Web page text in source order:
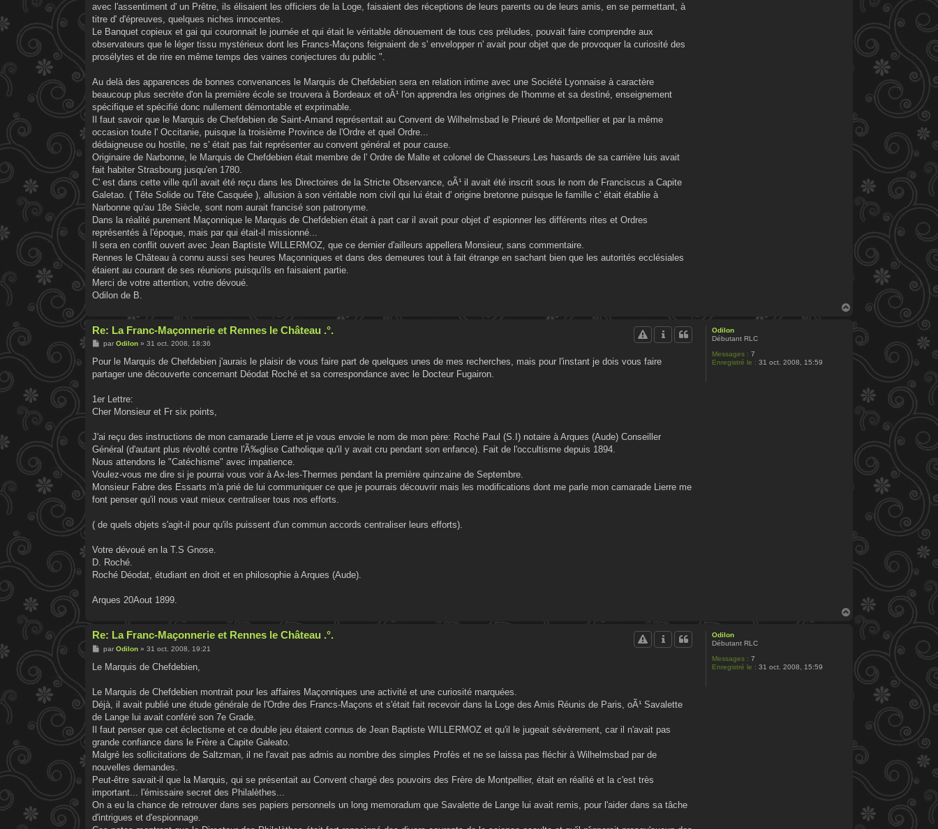
avec l'assentiment d' un Prêtre, ils élisaient les officiers de la Loge, faisaient des réceptions de leurs parents ou de leurs amis, en se permettant, à
titre d' d'épreuves, quelques niches innocentes.
Le Banquet copieux et gai qui couronnait le journée et qui était le véritable dénouement de tous ces préludes, pouvait faire comprendre aux
observateurs que le léger tissu mystérieux dont les Francs-Maçons feignaient de s' envelopper n' avait pour objet que de provoquer la curiosité des
prosélytes et de rire en même temps des vaines conjectures du public ".
Au delà des apparences de bonnes convenances le Marquis de Chefdebien sera en relation intime avec une Société Lyonnaise à caractère
beaucoup plus secrète d'on la première école se trouvera à Bordeaux et oÃ¹ l'on apprendra les origines de l'homme et sa destiné, enseignement
spécifique et spécifié donc nullement démontable et exprimable.
Il faut savoir que le Marquis de Chefdebien de Saint-Amand représentait au Convent de Wilhelmsbad le Prieuré de Montpellier et par la même
occasion toute l' Occitanie, puisque la troisième Province de l'Ordre et quel Ordre...
dédaigneuse ou hostile, ne s' était pas fait représenter au convent général et pour cause.
Originaire de Narbonne, le Marquis de Chefdebien était membre de l' Ordre de Malte et colonel de Chasseurs.Les hasards de sa carrière luis avait
fait habiter Strasbourg jusqu'en 1780.
C' est dans cette ville qu'il avait été reçu dans les Directoires de la Stricte Observance, oÃ¹ il avait été inscrit sous le nom de Franciscus a Capite
Galetao. ( Tête Solide ou Tête Casquée ), allusion à son véritable nom civil qui lui était d' origine bretonne puisque le famille c' était établie à
Narbonne qu'au 18e Siècle, sont nom aurait francisé son patronyme.
Dans la réalité purement Maçonnique le Marquis de Chefdebien était à part car il avait pour objet d' espionner les différents rites et Ordres
représentés à l'époque, mais par qui était-il missionné...
Il sera en conflit ouvert avec Jean Baptiste WILLERMOZ, que ce dernier d'ailleurs appellera Monsieur, sans commentaire.
Rennes le Château à connu aussi ses heures Maçonniques et dans des demeures tout à fait étrange en sachant bien que les autorités ecclésiales
étaient au courant de ses réunions puisqu'ils en faisaient partie.
Merci de votre attention, votre dévoué.
Odilon de B.
u
Odilon
Débutant RLC
Messages : 7
Enregistré le : 31 oct. 2008, 15:59
Re: La Franc-Maçonnerie et Rennes le Château .°.
M
s
a
par Odilon» 31 oct. 2008, 18:36
Pour le Marquis de Chefdebien j'aurais le plaisir de vous faire part de quelques unes de mes recherches, mais pour l'instant je dois vous faire
partager une découverte concernant Déodat Roché et sa correspondance avec le Docteur Fugairon.
1er Lettre:
Cher Monsieur et Fr six points,
J'ai reçu des instructions de mon camarade Lierre et je vous envoie le nom de mon père: Roché Paul (S.I) notaire à Arques (Aude) Conseiller
Général (d'autant plus révolté contre l'Ã‰glise Catholique qu'il y avait cru pendant son enfance). Fait de l'occultisme depuis 1894.
Nous attendons le "Catéchisme" avec impatience.
Voulez-vous me dire si je pourrai vous voir à Ax-les-Thermes pendant la première quinzaine de Septembre.
Monsieur Fabre des Essarts m'a prié de lui communiquer ce que je pourrais découvrir mais les modifications dont me parle mon camarade Lierre me
font penser qu'il nous vaut mieux centraliser tous nos efforts.
( de quels objets s'agit-il pour qu'ils puissent d'un commun accords centraliser leurs efforts).
Votre dévoué en la T.S Gnose.
D. Roché.
Roché Déodat, étudiant en droit et en philosophie à Arques (Aude).
Arques 20Aout 1899.
Odilon
Débutant RLC
Messages : 7
Enregistré le : 31 oct. 2008, 15:59
Re: La Franc-Maçonnerie et Rennes le Château .°.
M
s
g
par Odilon» 31 oct. 2008, 19:21
Le Marquis de Chefdebien,
Le Marquis de Chefdebien montrait pour les affaires Maçonniques une activité et une curiosité marquées.
Déjà, il avait publié une étude générale de l'Ordre des Francs-Maçons et s'était fait recevoir dans la Loge des Amis Réunis de Paris, oÃ¹ Savalette
de Lange lui avait conféré son 7e Grade.
Il faut penser que cet éclectisme et ce double jeu étaient connus de Jean Baptiste WILLERMOZ et qu'il le jugeait sévèrement, car il n'avait pas
grande confiance dans le Frère a Capite Galeato.
Malgré les sollicitations de Saltzman, il ne l'avait pas admis au nombre des simples Profès et ne se laissa pas fléchir à Wilhelmsbad par de
nouvelles demandes.
Peut-être savait-il que la Marquis, qui se présentait au Convent chargé des pouvoirs des Frère de Montpellier, était en réalité et la c'est très
important... l'émissaire secret des Philalèthes...
On a eu la chance de retrouver dans ses papiers personnels un long memoradum que Savalette de Lange lui avait remis, pour l'aider dans sa tâche
d'intrigues et d'espionnage.